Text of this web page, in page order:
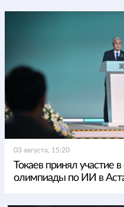
03 августа, 15:20
Токаев принял участие
олимпиады по ИИ в